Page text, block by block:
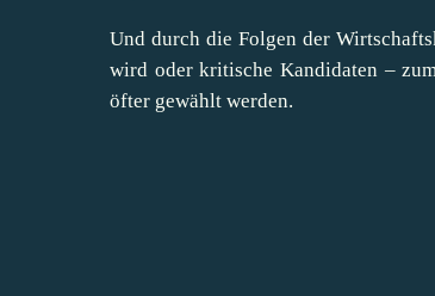
Und durch die Folgen der
wird oder kritische Kandidaten –
öfter gewählt werden.